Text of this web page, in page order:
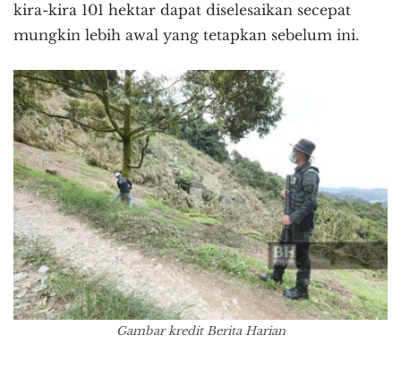
kira-kira 101 hektar dapat diselesaikan secepat
mungkin lebih awal yang tetapkan sebelum ini.
Gambar kredit Berita Harian